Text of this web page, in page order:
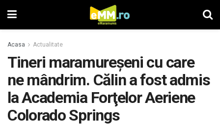
Acasa Actualitate
Tineri maramureșeni cu care
ne mândrim. Călin a fost admis
la Academia Forţelor Aeriene
Colorado Springs